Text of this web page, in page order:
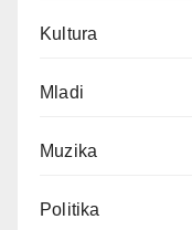
Kultura
Mladi
Muzika
Politika